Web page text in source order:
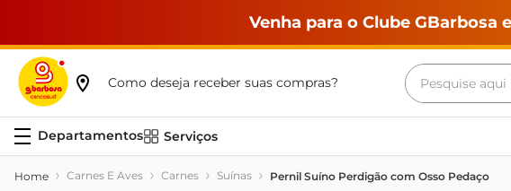
Venha para o Clube
Como deseja receber suas compras?
Pesquise
Serviços
Carnes E Aves Carnes Suínas Pernil Suíno Perdigão com Osso Pedaço
Termos mais
maquina